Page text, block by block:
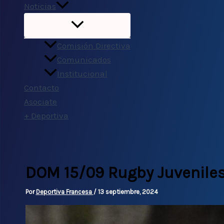
Noticias
Comisión Directiva
Comunicados
Institucional
Contacto
Asociate
+ Deportiva
DOM 15/09 Rugby
Por Deportiva Francesa / 13 septiembre, 2024